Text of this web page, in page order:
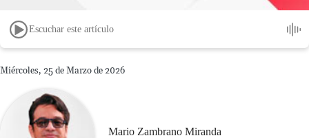
Escuchar este artículo
Miércoles, 25 de Marzo de 2026
Mario Zambrano Miranda